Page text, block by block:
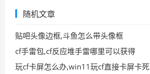
随机文章
贴吧头像边框,斗鱼怎么带头像框
cf手雷包,cf反应堆手雷哪里可以获得
玩cf卡屏怎么办,win11玩cf直接卡屏卡死